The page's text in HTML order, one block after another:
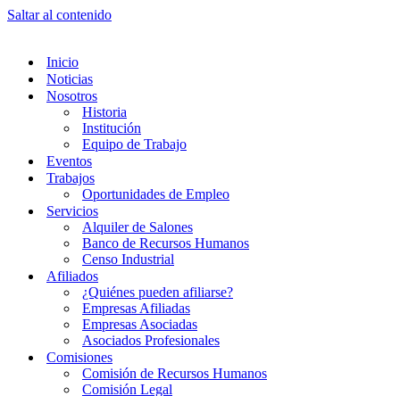
Saltar al contenido
Inicio
Noticias
Nosotros
Historia
Institución
Equipo de Trabajo
Eventos
Trabajos
Oportunidades de Empleo
Servicios
Alquiler de Salones
Banco de Recursos Humanos
Censo Industrial
Afiliados
¿Quiénes pueden afiliarse?
Empresas Afiliadas
Empresas Asociadas
Asociados Profesionales
Comisiones
Comisión de Recursos Humanos
Comisión Legal